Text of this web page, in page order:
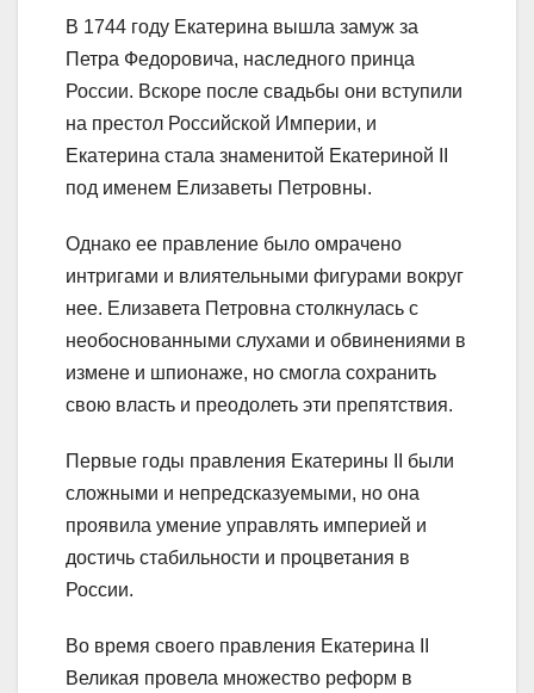
В 1744 году Екатерина вышла замуж за
Петра Федоровича, наследного принца
России. Вскоре после свадьбы они вступили
на престол Российской Империи, и
Екатерина стала знаменитой Екатериной II
под именем Елизаветы Петровны.
Однако ее правление было омрачено
интригами и влиятельными фигурами вокруг
нее. Елизавета Петровна столкнулась с
необоснованными слухами и обвинениями в
измене и шпионаже, но смогла сохранить
свою власть и преодолеть эти препятствия.
Первые годы правления Екатерины II были
сложными и непредсказуемыми, но она
проявила умение управлять империей и
достичь стабильности и процветания в
России.
Во время своего правления Екатерина II
Великая провела множество реформ в